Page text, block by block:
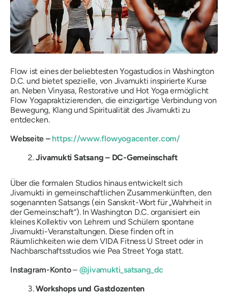
Flow ist eines der beliebtesten Yogastudios in Washington
D.C. und bietet spezielle, von Jivamukti inspirierte Kurse
an. Neben Vinyasa, Restorative und Hot Yoga ermöglicht
Flow Yogapraktizierenden, die einzigartige Verbindung von
Bewegung, Klang und Spiritualität des Jivamukti zu
entdecken.
Webseite –https://www.flowyogacenter.com/
Jivamukti Satsang – DC-Gemeinschaft
Über die formalen Studios hinaus entwickelt sich
Jivamukti in gemeinschaftlichen Zusammenkünften, den
sogenannten Satsangs (ein Sanskrit-Wort für „Wahrheit in
der Gemeinschaft“). In Washington D.C. organisiert ein
kleines Kollektiv von Lehrern und Schülern spontane
Jivamukti-Veranstaltungen. Diese finden oft in
Räumlichkeiten wie dem VIDA Fitness U Street oder in
Nachbarschaftsstudios wie Pea Street Yoga statt.
Instagram-Konto–@jivamukti_satsang_dc
Workshops und Gastdozenten